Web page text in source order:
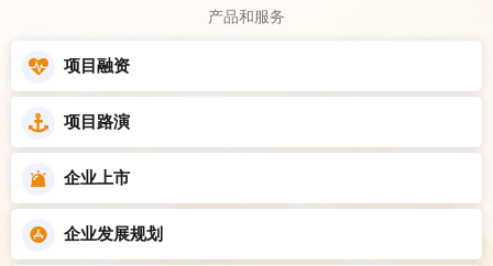
产品和服务
项目融资
项目路演
企业上市
企业发展规划